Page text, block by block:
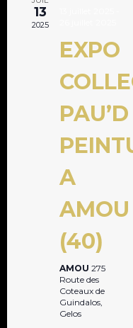
13
2025
EXPO
PAU’D
A
AMOU
(40)
AMOU 275
Route des
Coteaux de
Guindalos,
Gelos